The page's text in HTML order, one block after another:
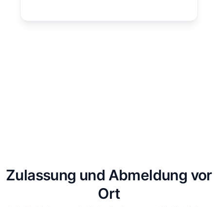
Zulassung und Abmeldung vor
Ort